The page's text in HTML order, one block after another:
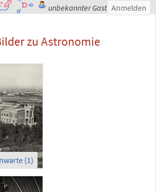
unbekannter Gast Anmelden
zu Astronomie
(1)